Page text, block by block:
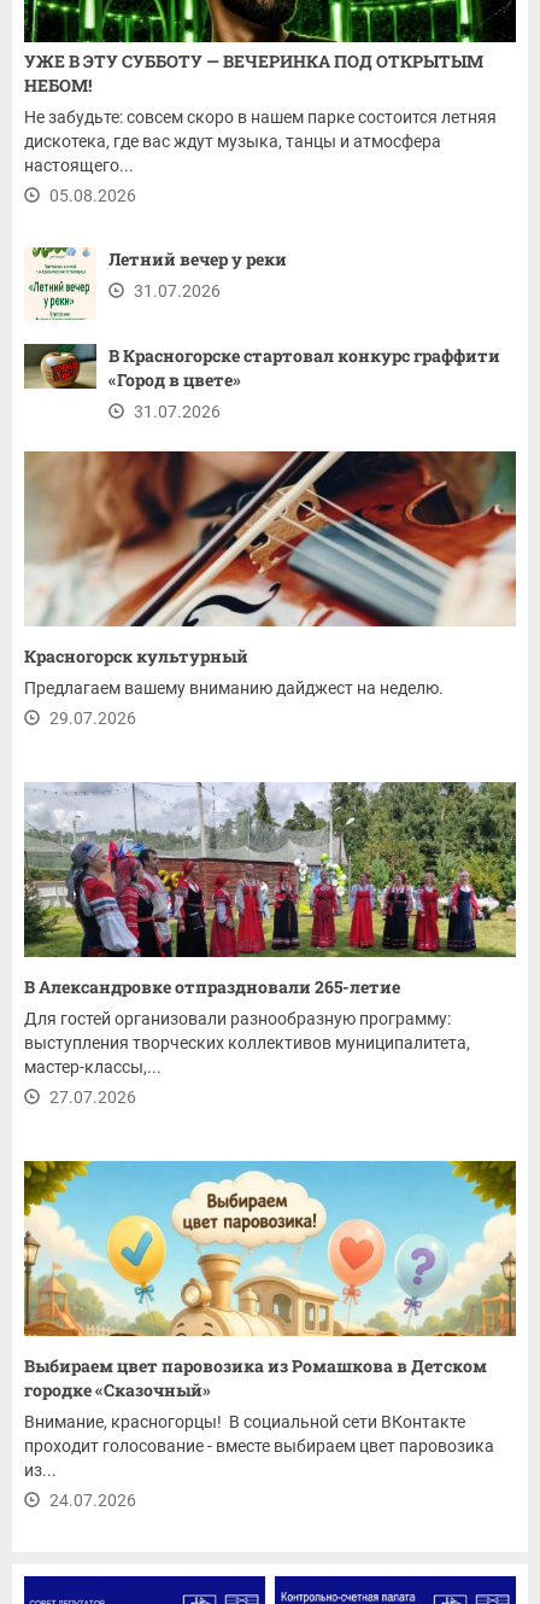
УЖЕ В ЭТУ СУББОТУ — ВЕЧЕРИНКА ПОД ОТКРЫТЫМ
НЕБОМ!
Не забудьте: совсем скоро в нашем парке состоится летняя
дискотека, где вас ждут музыка, танцы и атмосфера
настоящего...
05.08.2026
Летний вечер у реки
31.07.2026
В Красногорске стартовал конкурс граффити
«Город в цвете»
31.07.2026
Красногорск культурный
Предлагаем вашему вниманию дайджест на неделю.
29.07.2026
В Александровке отпраздновали 265-летие
Для гостей организовали разнообразную программу:
выступления творческих коллективов муниципалитета,
мастер-классы,...
27.07.2026
Выбираем цвет паровозика из Ромашкова в Детском
городке «Сказочный»
Внимание, красногорцы! В социальной сети ВКонтакте
проходит голосование - вместе выбираем цвет паровозика
из...
24.07.2026